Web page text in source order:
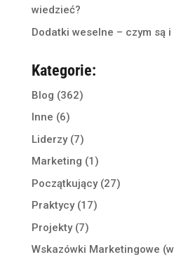
wiedzieć?
Dodatki weselne – czym są
Kategorie:
Blog (362)
Inne (6)
Liderzy(7)
Marketing (1)
Początkujący(27)
Praktycy(17)
Projekty(7)
Wskazówki Marketingowe